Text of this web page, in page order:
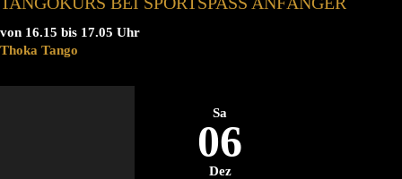
von 16.15 bis 17.05 Uhr
Thoka Tango
Sa
06
Dez